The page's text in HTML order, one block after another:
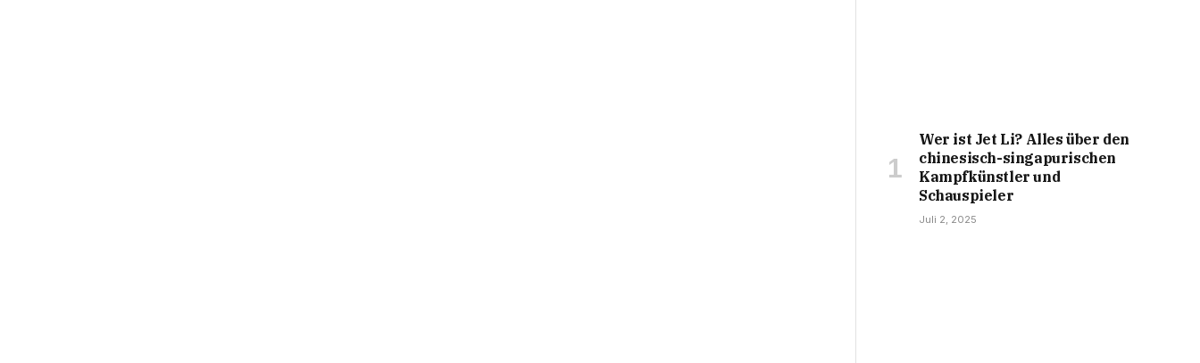
Wer ist Jet Li? Alles über den
chinesisch-singapurischen
Kampfkünstler und
Schauspieler
Juli 2, 2025